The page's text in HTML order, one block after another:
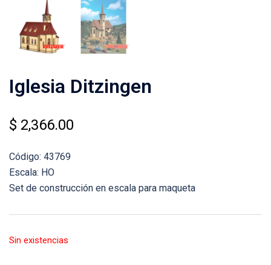
Iglesia Ditzingen
$ 2,366.00
Código: 43769
Escala: HO
Set de construcción en escala para maqueta
Sin existencias